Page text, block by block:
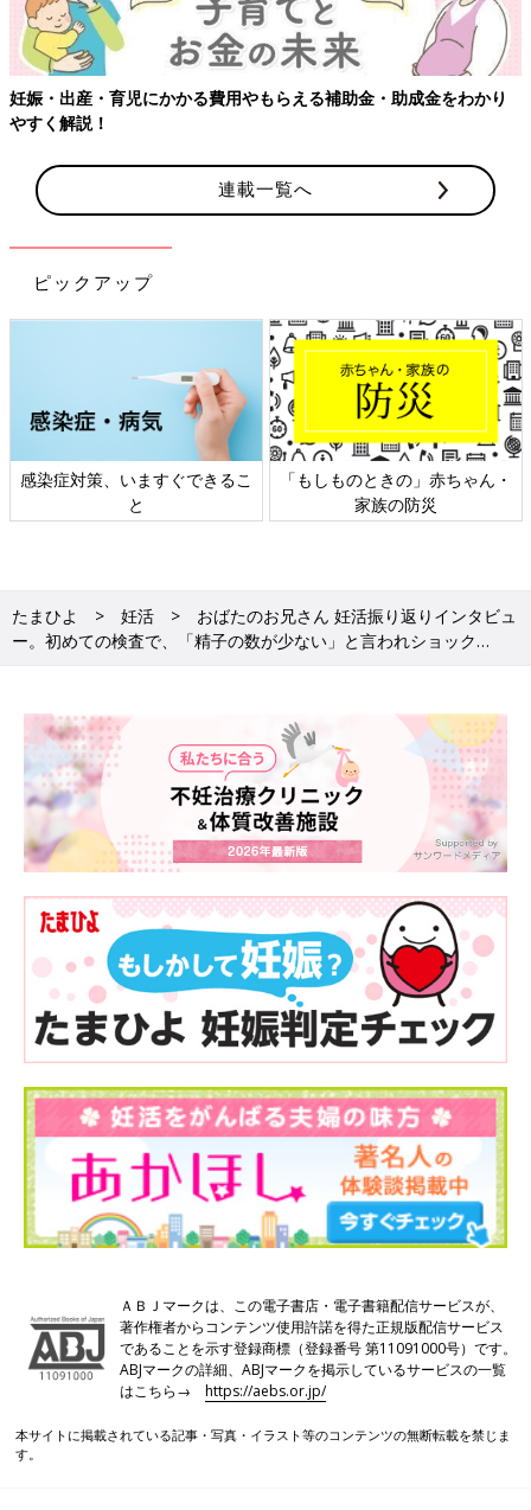
妊娠・出産・育児にかかる費用やもらえる補助金・助成金をわかり
やすく解説！
連載一覧へ
ピックアップ
感染症対策、いますぐできるこ
と
「もしものときの」赤ちゃん・
家族の防災
たまひよ 妊活
おばたのお兄さん 妊活振り返りインタビュ
ー。初めての検査で、「精子の数が少ない」と言われショック…
ＡＢＪマークは、この電子書店・電子書籍配信サービスが、
著作権者からコンテンツ使用許諾を得た正規版配信サービス
であることを示す登録商標（登録番号 第11091000号）です。
ABJマークの詳細、ABJマークを掲示しているサービスの一覧
はこちら→https://aebs.or.jp/
本サイトに掲載されている記事・写真・イラスト等のコンテンツの無断転載を禁じま
す。